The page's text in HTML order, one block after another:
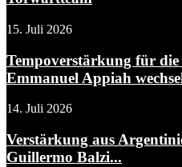
15. Juli 2026
Tempoverstärkung für
Emmanuel Appiah
14. Juli 2026
Verstärkung aus
Guillermo Balzi...